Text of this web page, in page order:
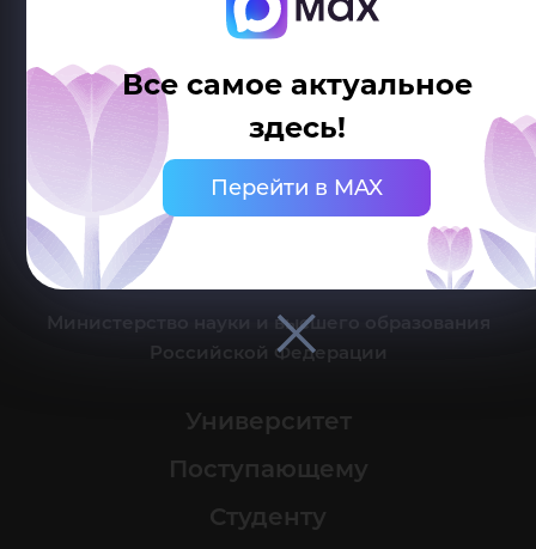
Все самое актуальное
здесь!
Перейти в MAX
Делитесь новостями об университете с хештегом #ЮГУ
Сведения об образовательной организации
г. Ханты-Мансийск, ул. Чехова, 16
Канцелярия: тел.: +7 (3467) 377-000
e-mail:
Министерство науки и высшего образования
Российской Федерации
Университет
Поступающему
Студенту